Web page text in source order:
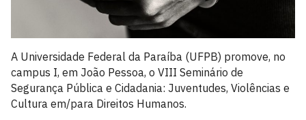
A Universidade Federal da Paraíba (UFPB) promove, no
campus I, em João Pessoa, o VIII Seminário de
Segurança Pública e Cidadania: Juventudes, Violências e
Cultura em/para Direitos Humanos.